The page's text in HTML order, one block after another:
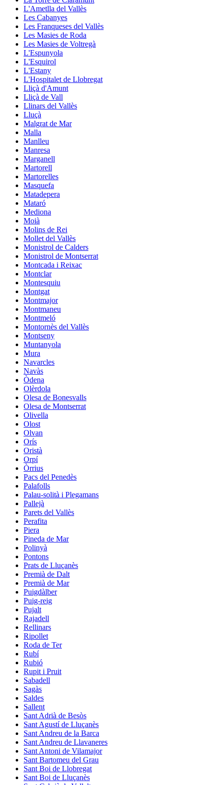
L'Ametlla del Vallès
Les Cabanyes
Les Franqueses del Vallès
Les Masies de Roda
Les Masies de Voltregà
L'Espunyola
L'Esquirol
L'Estany
L'Hospitalet de Llobregat
Lliçà d'Amunt
Lliçà de Vall
Llinars del Vallès
Lluçà
Malgrat de Mar
Malla
Manlleu
Manresa
Marganell
Martorell
Martorelles
Masquefa
Matadepera
Mataró
Mediona
Moià
Molins de Rei
Mollet del Vallès
Monistrol de Calders
Monistrol de Montserrat
Montcada i Reixac
Montclar
Montesquiu
Montgat
Montmajor
Montmaneu
Montmeló
Montornès del Vallès
Montseny
Muntanyola
Mura
Navarcles
Navàs
Òdena
Olèrdola
Olesa de Bonesvalls
Olesa de Montserrat
Olivella
Olost
Olvan
Orís
Oristà
Orpí
Òrrius
Pacs del Penedès
Palafolls
Palau-solità i Plegamans
Pallejà
Parets del Vallès
Perafita
Piera
Pineda de Mar
Polinyà
Pontons
Prats de Lluçanès
Premià de Dalt
Premià de Mar
Puigdàlber
Puig-reig
Pujalt
Rajadell
Rellinars
Ripollet
Roda de Ter
Rubí
Rubió
Rupit i Pruit
Sabadell
Sagàs
Saldes
Sallent
Sant Adrià de Besòs
Sant Agustí de Lluçanès
Sant Andreu de la Barca
Sant Andreu de Llavaneres
Sant Antoni de Vilamajor
Sant Bartomeu del Grau
Sant Boi de Llobregat
Sant Boi de Lluçanès